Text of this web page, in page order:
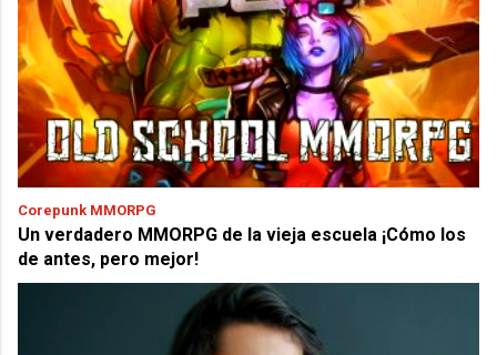
Corepunk MMORPG
Un verdadero MMORPG de la vieja escuela ¡Cómo los
de antes, pero mejor!